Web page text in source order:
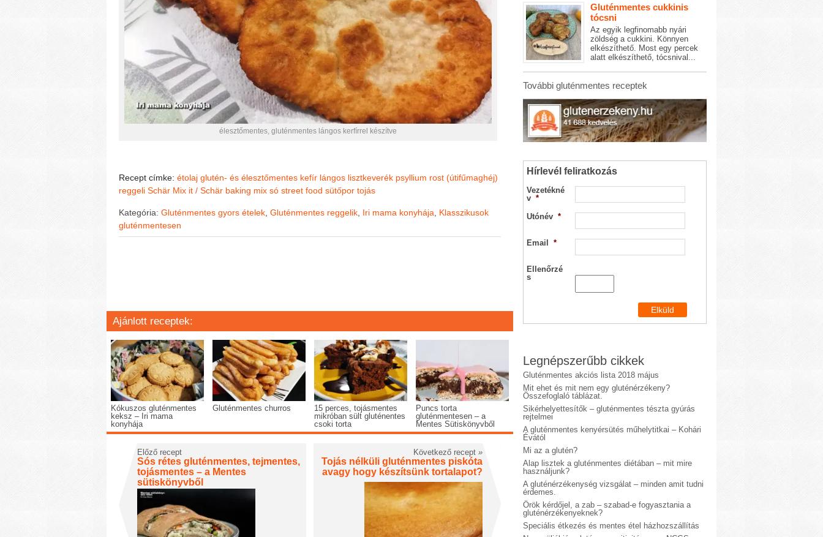
élesztőmentes, gluténmentes lángos kerfírrel készítve
Recept címke: étolaj glutén- és élesztőmentes kefír lángos lisztkeverék psyllium rost (útifűmaghéj)
reggeli Schär Mix it / Schär baking mix só street food sütőpor tojás
Kategória: Gluténmentes gyors ételek Gluténmentes reggelik Iri mama konyhája
Klasszikusok
gluténmentesen
Ajánlott receptek:
Kókuszos gluténmentes
keksz – Iri mama
konyhája
Gluténmentes churros
15 perces, tojásmentes
mikróban sült gluténentes
csoki torta
Puncs torta
gluténmentesen – a
Mentes Sütiskönyvből
Előző recept
Sós rétes gluténmentes, tejmentes,
tojásmentes – a Mentes
sütiskönyvből
Következő recept »
Tojás nélküli gluténmentes piskóta
avagy hogy készítsünk tortalapot?
Gluténmentes cukkinis
tócsni
Az egyik legfinomabb nyári
zöldség a cukkini. Könnyen
elkészíthető. Most egy percek
alatt elkészíthető, tócsnival...
További gluténmentes receptek
Hírlevél feliratkozás
Vezetékné
v *
Utónév *
Email *
Ellenőrzé
s
Legnépszerűbb cikkek
Gluténmentes akciós lista 2018 május
Mit ehet és mit nem egy gluténérzékeny?
Összefoglaló táblázat.
Sikérhelyettesítők – gluténmentes tészta gyúrás
rejtelmei
A gluténmentes kenyérsütés műhelytitkai – Kohári
Évától
Mi az a glutén?
Alap lisztek a gluténmentes diétában – mit mire
használjunk?
A gluténérzékenység vizsgálat – minden amit tudni
érdemes.
Örök kérdőjel, a zab – szabad-e fogyasztania a
gluténérzékenyeknek?
Speciális étkezés és mentes étel házhozszállítás